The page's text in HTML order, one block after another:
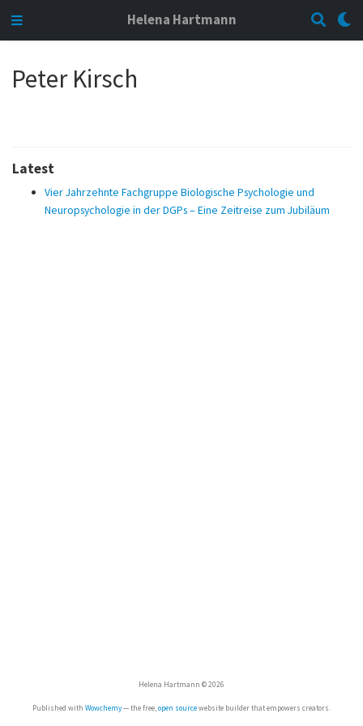
Helena Hartmann
Peter Kirsch
Latest
Vier Jahrzehnte Fachgruppe Biologische Psychologie und
Neuropsychologie in der DGPs – Eine Zeitreise zum Jubiläum
Helena Hartmann © 2026
Published with Wowchemy— the free,open sourcewebsite builder that empowers creators.